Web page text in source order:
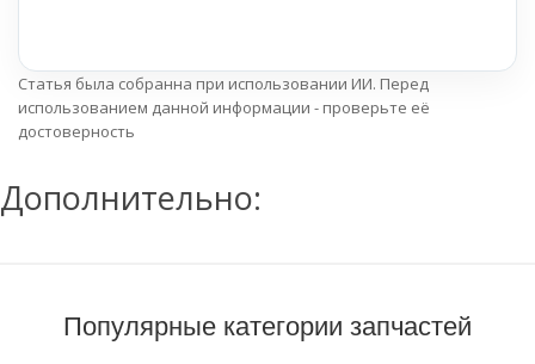
Статья была собранна при использовании ИИ. Перед
использованием данной информации - проверьте её
достоверность
Дополнительно:
Популярные категории запчастей